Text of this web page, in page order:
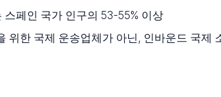
페인 국가 인구의 53-55% 이상
위한 국제 운송업체가 아닌, 인바운드 국제